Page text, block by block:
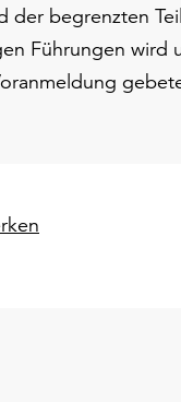
der begrenzten
Führungen wird
merken